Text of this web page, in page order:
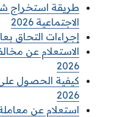
طريقة استخراج
الاجتماعية 2026
إجراءات التحاق
الاستعلام عن
2026
كيفية الحصول
2026
استعلام عن